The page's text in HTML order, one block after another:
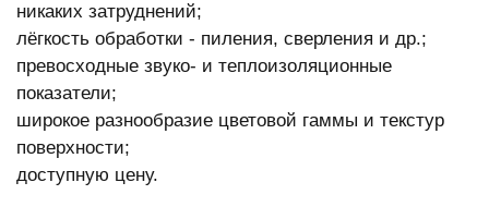
никаких затруднений;
лёгкость обработки - пиления, сверления и др.;
превосходные звуко- и теплоизоляционные
показатели;
широкое разнообразие цветовой гаммы и текстур
поверхности;
доступную цену.